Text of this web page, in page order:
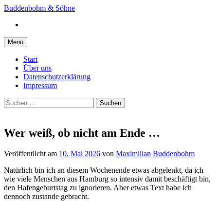
Springe
Inhalt
Buddenbohm & Söhne
Menü
Start
Über uns
Datenschutzerklärung
Impressum
Suchen
nach:
Wer weiß, ob nicht am Ende …
Veröffentlicht am 10. Mai 2026 von Maximilian Buddenbohm
Natürlich bin ich an diesem Wochenende etwas abgelenkt, da ich
wie viele Menschen aus Hamburg so intensiv damit beschäftigt bin,
den Hafengeburtstag zu ignorieren. Aber etwas Text habe ich
dennoch zustande gebracht.